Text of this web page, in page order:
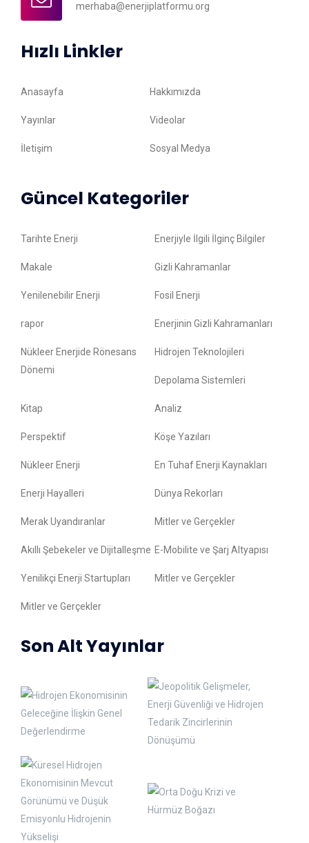
merhaba@enerjiplatformu.org
Hızlı Linkler
Anasayfa Hakkımızda
Yayınlar Videolar
İletişim Sosyal Medya
Güncel Kategoriler
Tarihte Enerji Enerjiyle İlgili İlginç Bilgiler
Makale Gizli Kahramanlar
Yenilenebilir Enerji Fosil Enerji
rapor Enerjinin Gizli Kahramanları
Nükleer Enerjide Rönesans
Dönemi
Hidrojen Teknolojileri
Depolama Sistemleri
Kitap Analiz
Perspektif Köşe Yazıları
Nükleer Enerji En Tuhaf Enerji Kaynakları
Enerji Hayalleri Dünya Rekorları
Merak Uyandıranlar Mitler ve Gerçekler
Akıllı Şebekeler ve Dijitalleşme E-Mobilite ve Şarj Altyapısı
Yenilikçi Enerji Startupları Mitler ve Gerçekler
Mitler ve Gerçekler
Son Alt Yayınlar